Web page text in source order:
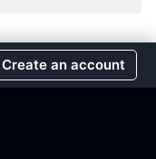
Create an account